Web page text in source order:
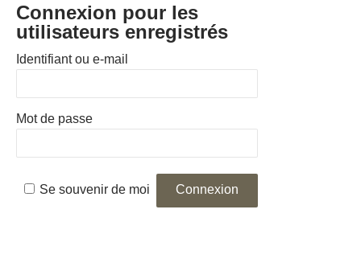
Connexion pour les
utilisateurs enregistrés
Identifiant ou e-mail
Mot de passe
Se souvenir de moi